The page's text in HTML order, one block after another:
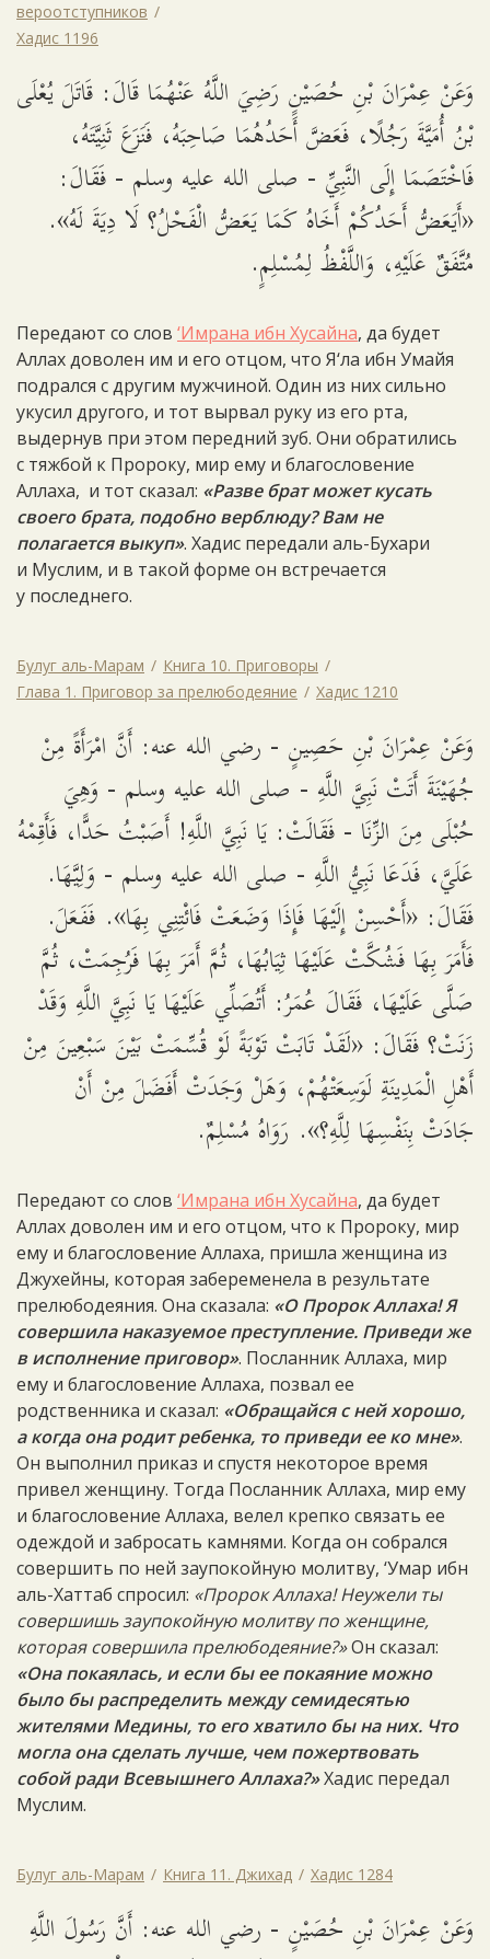
вероотступников
Хадис 1196
وَعَنْ عِمْرَانَ بْنِ حُصَيْنٍ رَضِيَ اللَّهُ عَنْهُمَا قَالَ: قَاتَلَ يُعْلَى
بْنُ أُمَيَّةَ رَجُلًا، فَعَضَّ أَحَدُهُمَا صَاحِبَهُ، فَنَزَعَ ثَنِيَّتَهُ،
فَاخْتَصَمَا إِلَى النَّبِيِّ - صلى الله عليه وسلم - فَقَالَ:
«أَيَعَضُّ أَحَدُكُمْ أَخَاهُ كَمَا يَعَضُّ الْفَحْلُ؟ لَا دِيَةَ لَهُ».
مُتَّفَقٌ عَلَيْهِ، وَاللَّفْظُ لِمُسْلِمٍ.
Передают со слов ‘Имрана ибн Хусайна, да будет
Аллах доволен им и его отцом, что Я‘ла ибн Умайя
подрался с другим мужчиной. Один из них сильно
укусил другого, и тот вырвал руку из его рта,
выдернув при этом передний зуб. Они обратились
с тяжбой к Пророку, мир ему и благословение
Аллаха, и тот сказал: «Разве брат может кусать
своего брата, подобно верблюду? Вам не
полагается выкуп». Хадис передали аль-Бухари
и Муслим, и в такой форме он встречается
у последнего.
Булуг аль-Марам
Книга 10. Приговоры
Глава 1. Приговор за прелюбодеяние
Хадис 1210
وَعَنْ عِمْرَانَ بْنِ حَصِينٍ - رضي الله عنه: أَنَّ امْرَأَةً مِنْ
جُهَيْنَةَ أَتَتْ نَبِيَّ اللَّهِ - صلى الله عليه وسلم - وَهِيَ
حُبْلَى مِنَ الزِّنَا - فَقَالَتْ: يَا نَبِيَّ اللَّهِ! أَصَبْتُ حَدًّا، فَأَقِمْهُ
عَلَيَّ، فَدَعَا نَبِيُّ اللَّهِ - صلى الله عليه وسلم - وَلِيَّهَا.
فَقَالَ: «أَحْسِنْ إِلَيْهَا فَإِذَا وَضَعَتْ فَائْتِنِي بِهَا». فَفَعَلَ.
فَأَمَرَ بِهَا فَشُكَّتْ عَلَيْهَا ثِيَابُهَا، ثُمَّ أَمَرَ بِهَا فَرُجِمَتْ، ثُمَّ
صَلَّى عَلَيْهَا، فَقَالَ عُمَرُ: أَتُصَلِّي عَلَيْهَا يَا نَبِيَّ اللَّهِ وَقَدْ
زَنَتْ؟ فَقَالَ: «لَقَدْ تَابَتْ تَوْبَةً لَوْ قُسِّمَتْ بَيْنَ سَبْعِينَ مِنْ
أَهْلِ الْمَدِينَةِ لَوَسِعَتْهُمْ، وَهَلْ وَجَدَتْ أَفَضَلَ مِنْ أَنْ
جَادَتْ بِنَفْسِهَا لِلَّهِ؟». رَوَاهُ مُسْلِمٌ.
Передают со слов ‘Имрана ибн Хусайна, да будет
Аллах доволен им и его отцом, что к Пророку, мир
ему и благословение Аллаха, пришла женщина из
Джухейны, которая забеременела в результате
прелюбодеяния. Она сказала: «О Пророк Аллаха! Я
совершила наказуемое преступление. Приведи же
в исполнение приговор». Посланник Аллаха, мир
ему и благословение Аллаха, позвал ее
родственника и сказал: «Обращайся с ней хорошо,
а когда она родит ребенка, то приведи ее ко мне».
Он выполнил приказ и спустя некоторое время
привел женщину. Тогда Посланник Аллаха, мир ему
и благословение Аллаха, велел крепко связать ее
одеждой и забросать камнями. Когда он собрался
совершить по ней заупокойную молитву, ‘Умар ибн
аль-Хаттаб спросил: «Пророк Аллаха! Неужели ты
совершишь заупокойную молитву по женщине,
которая совершила прелюбодеяние?»Он сказал:
«Она покаялась, и если бы ее покаяние можно
было бы распределить между семидесятью
жителями Медины, то его хватило бы на них. Что
могла она сделать лучше, чем пожертвовать
собой ради Всевышнего Аллаха?»Хадис передал
Муслим.
Булуг аль-Марам Книга 11. Джихад Хадис 1284
وَعَنْ عِمْرَانَ بْنِ حُصَيْنٍ - رضي الله عنه: أَنَّ رَسُولَ اللَّهِ